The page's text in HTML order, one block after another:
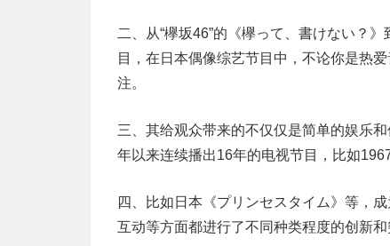
二、从“欅坂46”的《欅って、書けない？
目，在日本偶像综艺节目中，不论你是热
注。
三、其给观众带来的不仅仅是简单的娱乐
年以来连续播出16年的电视节目，比如
四、比如日本《プリンセスタイム》等，
互动等方面都进行了不同种类程度的创新